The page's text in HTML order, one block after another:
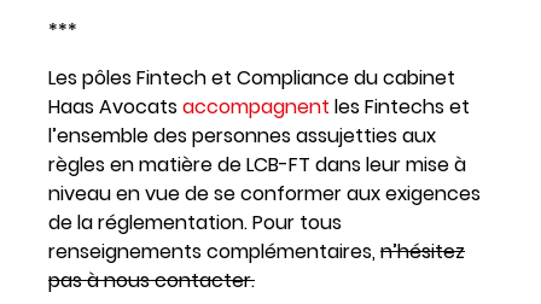
***
Les pôles Fintech et Compliance du cabinet
Haas Avocatsaccompagnent les Fintechs et
l’ensemble des personnes assujetties aux
règles en matière de LCB-FT dans leur mise à
niveau en vue de se conformer aux exigences
de la réglementation. Pour tous
renseignements complémentaires, n’hésitez
pas à nous contacter.